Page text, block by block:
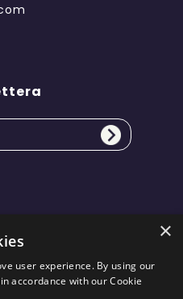
Europe. Wszelkie
strony autorstwa KiiRO
×
user experience. By using our
accordance with our Cookie